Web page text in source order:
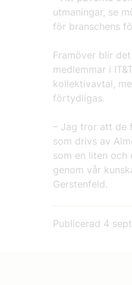
utmaningar, se
för branschens
Framöver blir
medlemmar i
kollektivavtal,
förtydligas.
– Jag tror att de
som drivs av
som en liten och
genom vår
Gerstenfeld.
Publicerad 4